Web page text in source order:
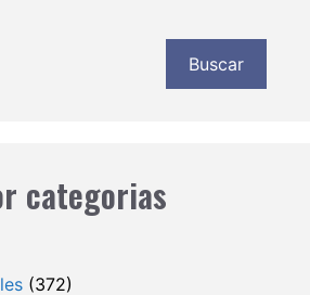
Buscar
categorias
(372)